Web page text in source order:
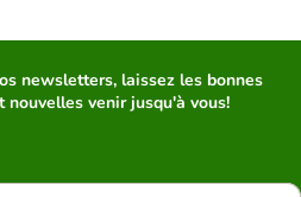
newsletters, laissez les bonnes
nouvelles venir jusqu'à vous!